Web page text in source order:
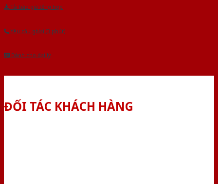
Tải báo giá tổng hợp
Yêu cầu gọi lại (3 phút)
Dành cho đại lý
ĐỐI TÁC KHÁCH HÀNG